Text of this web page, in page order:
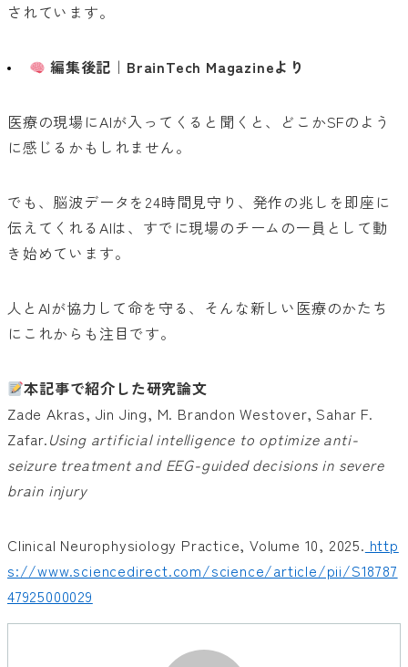
されています。
編集後記｜BrainTech Magazineより
医療の現場にAIが入ってくると聞くと、どこかSFのよう
に感じるかもしれません。
でも、脳波データを24時間見守り、発作の兆しを即座に
伝えてくれるAIは、すでに現場のチームの一員として動
き始めています。
人とAIが協力して命を守る、そんな新しい医療のかたち
にこれからも注目です。
本記事で紹介した研究論文
Zade Akras, Jin Jing, M. Brandon Westover, Sahar F.
Zafar.Using artificial intelligence to optimize anti-
seizure treatment and EEG-guided decisions in severe
brain injury
Clinical Neurophysiology Practice, Volume 10, 2025. http
s://www.sciencedirect.com/science/article/pii/S18787
47925000029